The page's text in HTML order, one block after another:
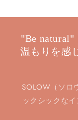
"Be natural"
温もりを感
SOLOW（ソロ
ックシックな